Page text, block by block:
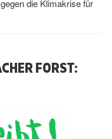
die Klimakrise für
FORST: